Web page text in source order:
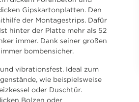
Gipskartonplatten. Den
der Montagestrips. Dafür
hinter der Platte mehr als 52
immer. Dank seiner großen
bombensicher.
vibrationsfest. Ideal zum
wie beispielsweise
oder Duschtür.
Bolzen oder